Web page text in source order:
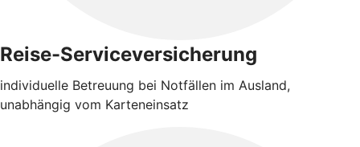
Reise-Serviceversicherung
individuelle Betreuung bei Notfällen im Ausland,
unabhängig vom Karteneinsatz